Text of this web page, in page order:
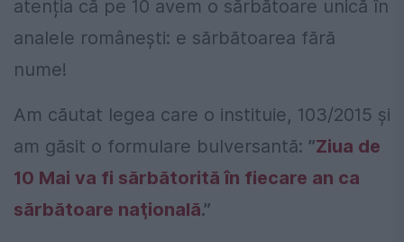
atenția că pe 10 avem o sărbătoare unică în
analele românești: e sărbătoarea fără
nume!
Am căutat legea care o instituie, 103/2015 și
am găsit o formulare bulversantă: ”Ziua de
10 Mai va fi sărbătorită în fiecare an ca
sărbătoare naţională.”